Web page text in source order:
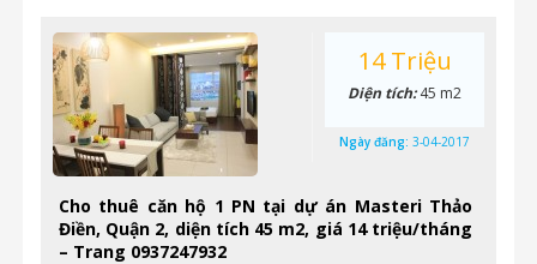
Cho thuê căn hộ 1 PN tại dự án Masteri Thảo
Điền, Quận 2, diện tích 45 m2, giá 14 triệu/tháng
– Trang 0937247932
14 Triệu
Diện tích:45 m2
Ngày đăng: 3-04-2017